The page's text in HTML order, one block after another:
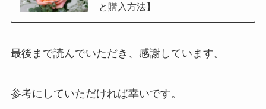
と購入方法】
最後まで読んでいただき、感謝しています。
参考にしていただければ幸いです。